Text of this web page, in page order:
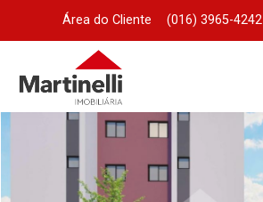
Área do Cliente (016) 3965-4242